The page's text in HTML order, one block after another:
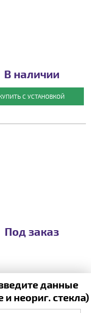
В наличии
С УСТАНОВКОЙ
Под заказ
данные
неориг. стекла)